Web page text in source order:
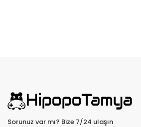
Sorunuz var mı? Bize 7/24 ulaşın